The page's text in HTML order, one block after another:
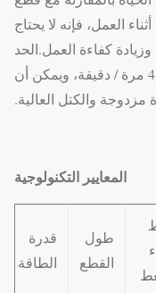
العمل، فإنه لا يحتاج
كفاءة العمل.الحد
الأقصى لتردد الدفع لوحة الدفع هو 41 مرة / دقيقة، ويمكن أن
والكتل العالية.
المعايير التكنولوجية
طول
القطع
قدرة
الطاقة